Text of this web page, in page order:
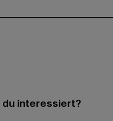
interessiert?